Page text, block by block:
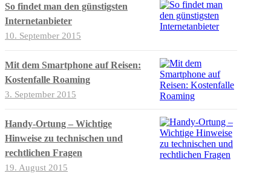
So findet man den günstigsten
Internetanbieter
10. September 2015
Mit dem Smartphone auf Reisen:
Kostenfalle Roaming
3. September 2015
Handy-Ortung – Wichtige
Hinweise zu technischen und
rechtlichen Fragen
19. August 2015